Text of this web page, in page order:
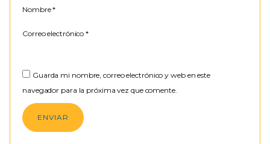
Nombre*
Correo electrónico*
Guarda mi nombre, correo electrónico y web en este
navegador para la próxima vez que comente.